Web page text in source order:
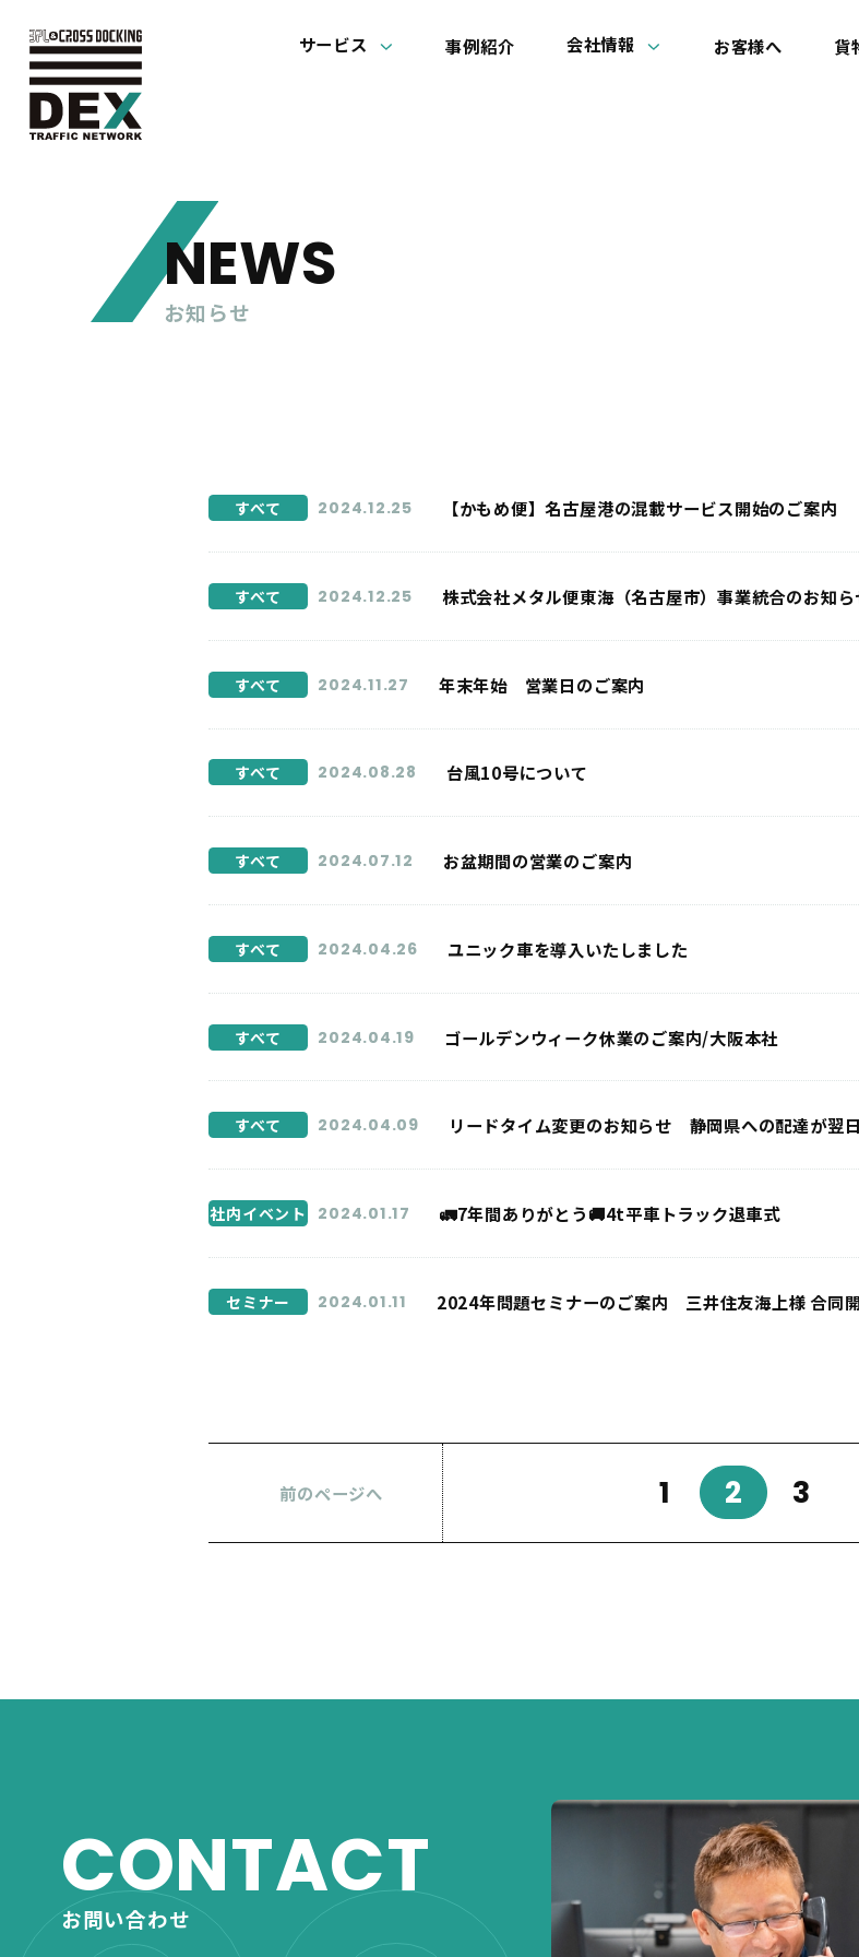
サービス 事例紹介 会社情報 お客様へ 貨
NEWS
お知らせ
すべて 2024.12.25 【かもめ便】名古屋港の混載サービス開始のご案内
すべて 2024.12.25 株式会社メタル便東海（名古屋市）事業統合のお知ら
すべて 2024.11.27 年末年始 営業日のご案内
すべて 2024.08.28 台風10号について
すべて 2024.07.12 お盆期間の営業のご案内
すべて 2024.04.26 ユニック車を導入いたしました
すべて 2024.04.19 ゴールデンウィーク休業のご案内/大阪本社
すべて 2024.04.09 リードタイム変更のお知らせ 静岡県への配達が翌
社内イベント 2024.01.17 🚛7年間ありがとう🚚4t平車トラック退車式
セミナー 2024.01.11 2024年問題セミナーのご案内 三井住友海上様 合同
前のページへ 1 2 3
CONTACT
お問い合わせ